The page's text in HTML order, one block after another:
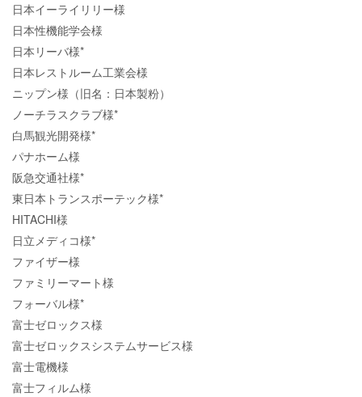
日本イーライリリー様
日本性機能学会様
日本リーバ様*
日本レストルーム工業会様
ニップン様（旧名：日本製粉）
ノーチラスクラブ様*
白馬観光開発様*
パナホーム様
阪急交通社様*
東日本トランスポーテック様*
HITACHI様
日立メディコ様*
ファイザー様
ファミリーマート様
フォーバル様*
富士ゼロックス様
富士ゼロックスシステムサービス様
富士電機様
富士フィルム様